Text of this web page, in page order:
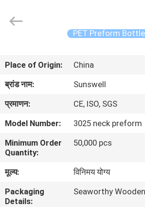
उत्पादों
हमारे
में
PET Preform Bottle
Place of Origin:
China
ब्रांड नाम:
Sunswell
प्रमाणन:
CE, ISO, SGS
Model Number:
3025 neck preform
Minimum Order
Quantity:
50,000 pcs
मूल्य:
विनिमय योग्य
Packaging
Details:
Seaworthy